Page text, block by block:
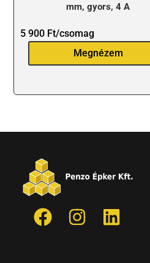
mm, gyors, 4 A
5 900 Ft/csomag
Megnézem